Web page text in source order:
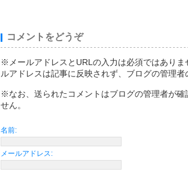
コメントをどうぞ
※メールアドレスとURLの入力は必須ではありま
ルアドレスは記事に反映されず、ブログの管理
※なお、送られたコメントはブログの管理者が確
せん。
名前:
メールアドレス: